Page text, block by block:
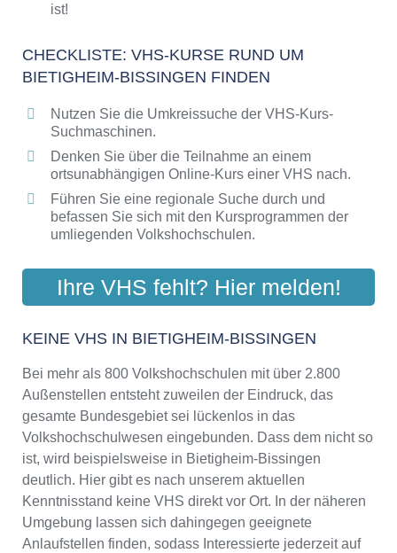
ist!
CHECKLISTE: VHS-KURSE RUND UM
BIETIGHEIM-BISSINGEN FINDEN
Nutzen Sie die Umkreissuche der VHS-Kurs-
Suchmaschinen.
Denken Sie über die Teilnahme an einem
ortsunabhängigen Online-Kurs einer VHS nach.
Führen Sie eine regionale Suche durch und
befassen Sie sich mit den Kursprogrammen der
umliegenden Volkshochschulen.
Ihre VHS fehlt? Hier melden!
KEINE VHS IN BIETIGHEIM-BISSINGEN
Bei mehr als 800 Volkshochschulen mit über 2.800
Außenstellen entsteht zuweilen der Eindruck, das
gesamte Bundesgebiet sei lückenlos in das
Volkshochschulwesen eingebunden. Dass dem nicht so
ist, wird beispielsweise in Bietigheim-Bissingen
deutlich. Hier gibt es nach unserem aktuellen
Kenntnisstand keine VHS direkt vor Ort. In der näheren
Umgebung lassen sich dahingegen geeignete
Anlaufstellen finden, sodass Interessierte jederzeit auf